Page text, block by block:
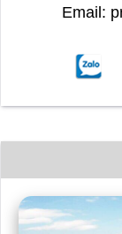
Email: